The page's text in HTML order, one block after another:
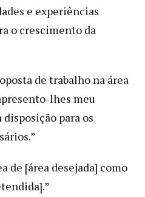
e experiências
o crescimento da
de trabalho na área
lhes meu
para os
de [área desejada] como